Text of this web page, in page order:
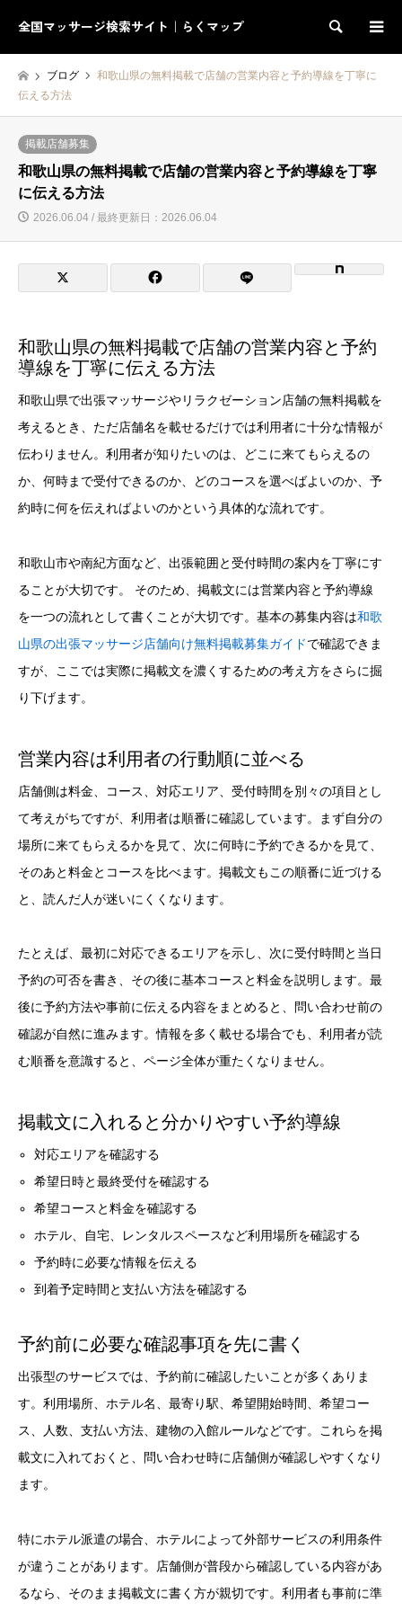
全国マッサージ検索サイト｜らくマップ 検索
ブログ
和歌山県の無料掲載で店舗の営業内容と予約導線を丁寧に
伝える方法
掲載店舗募集
和歌山県の無料掲載で店舗の営業内容と予約導線を丁寧
に伝える方法
2026.06.04 / 最終更新日：2026.06.04
和歌山県の無料掲載で店舗の営業内容と予約
導線を丁寧に伝える方法
和歌山県で出張マッサージやリラクゼーション店舗の無料掲載を
考えるとき、ただ店舗名を載せるだけでは利用者に十分な情報が
伝わりません。利用者が知りたいのは、どこに来てもらえるの
か、何時まで受付できるのか、どのコースを選べばよいのか、予
約時に何を伝えればよいのかという具体的な流れです。
和歌山市や南紀方面など、出張範囲と受付時間の案内を丁寧にす
ることが大切です。 そのため、掲載文には営業内容と予約導線
を一つの流れとして書くことが大切です。基本の募集内容は和歌
山県の出張マッサージ店舗向け無料掲載募集ガイド で確認できま
すが、ここでは実際に掲載文を濃くするための考え方をさらに掘
り下げます。
営業内容は利用者の行動順に並べる
店舗側は料金、コース、対応エリア、受付時間を別々の項目とし
て考えがちですが、利用者は順番に確認しています。まず自分の
場所に来てもらえるかを見て、次に何時に予約できるかを見て、
そのあと料金とコースを比べます。掲載文もこの順番に近づける
と、読んだ人が迷いにくくなります。
たとえば、最初に対応できるエリアを示し、次に受付時間と当日
予約の可否を書き、その後に基本コースと料金を説明します。最
後に予約方法や事前に伝える内容をまとめると、問い合わせ前の
確認が自然に進みます。情報を多く載せる場合でも、利用者が読
む順番を意識すると、ページ全体が重たくなりません。
掲載文に入れると分かりやすい予約導線
対応エリアを確認する
希望日時と最終受付を確認する
希望コースと料金を確認する
ホテル、自宅、レンタルスペースなど利用場所を確認する
予約時に必要な情報を伝える
到着予定時間と支払い方法を確認する
予約前に必要な確認事項を先に書く
出張型のサービスでは、予約前に確認したいことが多くありま
す。利用場所、ホテル名、最寄り駅、希望開始時間、希望コー
ス、人数、支払い方法、建物の入館ルールなどです。これらを掲
載文に入れておくと、問い合わせ時に店舗側が確認しやすくなり
ます。
特にホテル派遣の場合、ホテルによって外部サービスの利用条件
が違うことがあります。店舗側が普段から確認している内容があ
るなら、そのまま掲載文に書く方が親切です。利用者も事前に準